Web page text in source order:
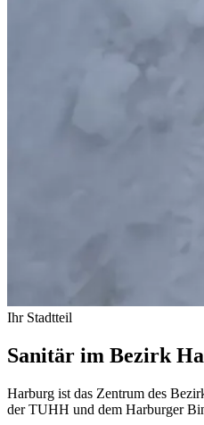
Ihr Stadtteil
Sanitär im Bezirk
Harburg ist das Zentrum des
der TUHH und dem Harburger